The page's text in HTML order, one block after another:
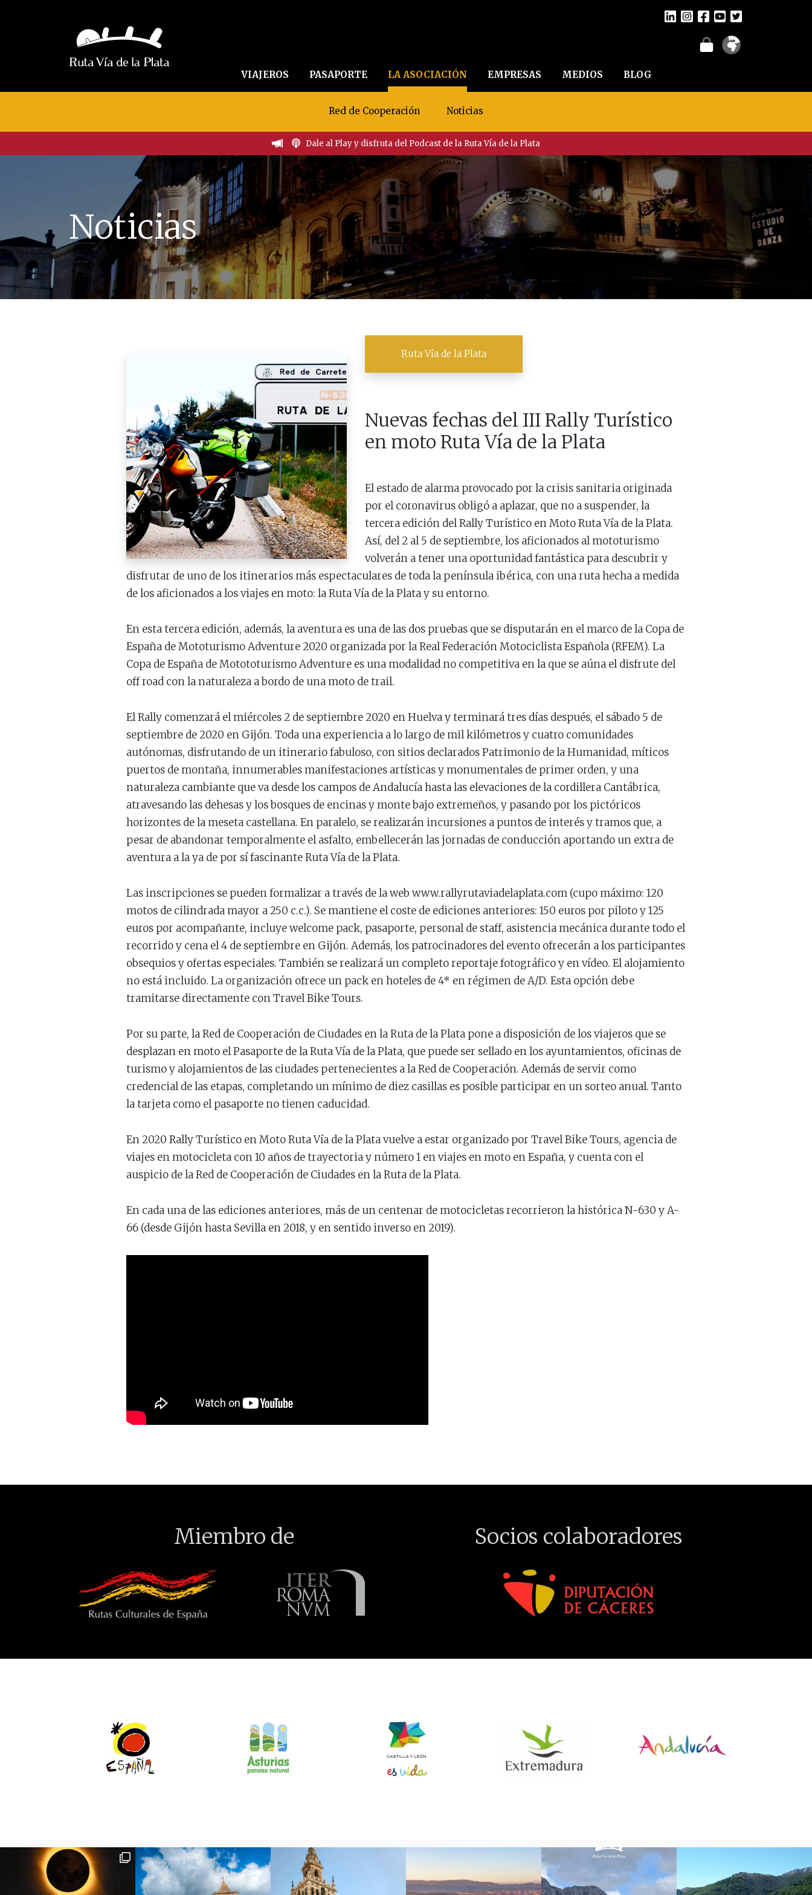
VIAJEROS PASAPORTE LA ASOCIACIÓN EMPRESAS MEDIOS BLOG
Red de Cooperación Noticias
Dale al Play y disfruta del Podcast de la Ruta Vía de la Plata
Noticias
Ruta Vía de la Plata
Nuevas fechas del III Rally Turístico
en moto Ruta Vía de la Plata
El estado de alarma provocado por la crisis sanitaria originada
por el coronavirus obligó a aplazar, que no a suspender, la
tercera edición del Rally Turístico en Moto Ruta Vía de la Plata.
Así, del 2 al 5 de septiembre, los aficionados al mototurismo
volverán a tener una oportunidad fantástica para descubrir y
disfrutar de uno de los itinerarios más espectaculares de toda la península ibérica, con una ruta hecha a medida
de los aficionados a los viajes en moto: la Ruta Vía de la Plata y su entorno.
En esta tercera edición, además, la aventura es una de las dos pruebas que se disputarán en el marco de la Copa de
España de Mototurismo Adventure 2020 organizada por la Real Federación Motociclista Española (RFEM). La
Copa de España de Motototurismo Adventure es una modalidad no competitiva en la que se aúna el disfrute del
off road con la naturaleza a bordo de una moto de trail.
El Rally comenzará el miércoles 2 de septiembre 2020 en Huelva y terminará tres días después, el sábado 5 de
septiembre de 2020 en Gijón. Toda una experiencia a lo largo de mil kilómetros y cuatro comunidades
autónomas, disfrutando de un itinerario fabuloso, con sitios declarados Patrimonio de la Humanidad, míticos
puertos de montaña, innumerables manifestaciones artísticas y monumentales de primer orden, y una
naturaleza cambiante que va desde los campos de Andalucía hasta las elevaciones de la cordillera Cantábrica,
atravesando las dehesas y los bosques de encinas y monte bajo extremeños, y pasando por los pictóricos
horizontes de la meseta castellana. En paralelo, se realizarán incursiones a puntos de interés y tramos que, a
pesar de abandonar temporalmente el asfalto, embellecerán las jornadas de conducción aportando un extra de
aventura a la ya de por sí fascinante Ruta Vía de la Plata.
Las inscripciones se pueden formalizar a través de la web www.rallyrutaviadelaplata.com (cupo máximo: 120
motos de cilindrada mayor a 250 c.c.). Se mantiene el coste de ediciones anteriores: 150 euros por piloto y 125
euros por acompañante, incluye welcome pack, pasaporte, personal de staff, asistencia mecánica durante todo el
recorrido y cena el 4 de septiembre en Gijón. Además, los patrocinadores del evento ofrecerán a los participantes
obsequios y ofertas especiales. También se realizará un completo reportaje fotográfico y en vídeo. El alojamiento
no está incluido. La organización ofrece un pack en hoteles de 4* en régimen de A/D. Esta opción debe
tramitarse directamente con Travel Bike Tours.
Por su parte, la Red de Cooperación de Ciudades en la Ruta de la Plata pone a disposición de los viajeros que se
desplazan en moto el Pasaporte de la Ruta Vía de la Plata, que puede ser sellado en los ayuntamientos, oficinas de
turismo y alojamientos de las ciudades pertenecientes a la Red de Cooperación. Además de servir como
credencial de las etapas, completando un mínimo de diez casillas es posible participar en un sorteo anual. Tanto
la tarjeta como el pasaporte no tienen caducidad.
En 2020 Rally Turístico en Moto Ruta Vía de la Plata vuelve a estar organizado por Travel Bike Tours, agencia de
viajes en motocicleta con 10 años de trayectoria y número 1 en viajes en moto en España, y cuenta con el
auspicio de la Red de Cooperación de Ciudades en la Ruta de la Plata.
En cada una de las ediciones anteriores, más de un centenar de motocicletas recorrieron la histórica N-630 y A-
66 (desde Gijón hasta Sevilla en 2018, y en sentido inverso en 2019).
Miembro de Socios colaboradores